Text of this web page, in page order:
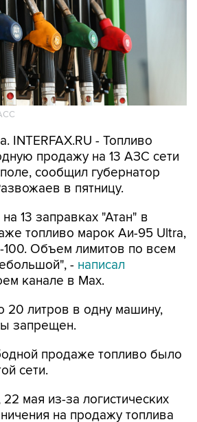
INTERFAX.RU - Топливо
продажу на 13 АЗС сети
сообщил губернатор
в пятницу.
13 заправках "Атан" в
топливо марок Аи-95 Ultra,
Объем лимитов по всем
- написал
канале в Max.
20 литров в одну машину,
запрещен.
продаже топливо было
сети.
мая из-за логистических
на продажу топлива